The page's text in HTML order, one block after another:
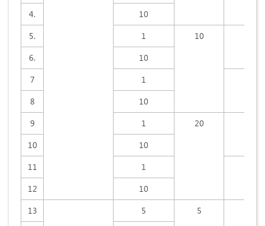
4.
10
5.
1 10
6.
10
7
1
8
10
9
1 20
10
10
11
1
12
10
13
5 5